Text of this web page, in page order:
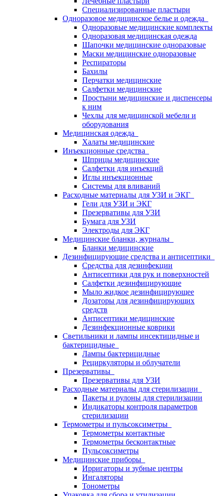
Специализированные пластыри
Одноразовое медицинское белье и одежда
Одноразовые медицинские комплекты
Одноразовая медицинская одежда
Шапочки медицинские одноразовые
Маски медицинские одноразовые
Респираторы
Бахилы
Перчатки медицинские
Салфетки медицинские
Простыни медицинские и диспенсеры
к ним
Чехлы для медицинской мебели и
оборудования
Медицинская одежда
Халаты медицинские
Инъекционные средства
Шприцы медицинские
Салфетки для инъекций
Иглы инъекционные
Системы для вливаний
Расходные материалы для УЗИ и ЭКГ
Гели для УЗИ и ЭКГ
Презервативы для УЗИ
Бумага для УЗИ
Электроды для ЭКГ
Медицинские бланки, журналы
Бланки медицинские
Дезинфицирующие средства и антисептики
Средства для дезинфекции
Антисептики для рук и поверхностей
Салфетки дезинфицирующие
Мыло жидкое дезинфицирующее
Дозаторы для дезинфицирующих
средств
Антисептики медицинские
Дезинфекционные коврики
Светильники и лампы инсектицидные и
бактерицидные
Лампы бактерицидные
Рециркуляторы и облучатели
Презервативы
Презервативы для УЗИ
Расходные материалы для стерилизации
Пакеты и рулоны для стерилизации
Индикаторы контроля параметров
стерилизации
Термометры и пульсоксиметры
Термометры контактные
Термометры бесконтактные
Пульсоксиметры
Медицинские приборы
Ирригаторы и зубные центры
Ингаляторы
Тонометры